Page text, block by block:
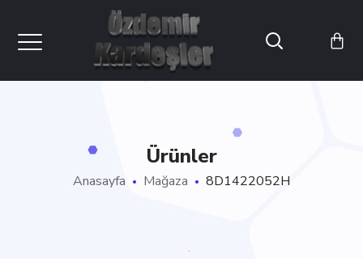
Ürünler
Anasayfa Mağaza 8D1422052H